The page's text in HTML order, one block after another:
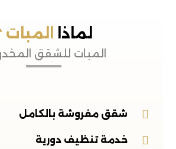
لماذا المبات
المبات للشقق
شقق مفروشة بالكامل
خدمة تنظيف دورية